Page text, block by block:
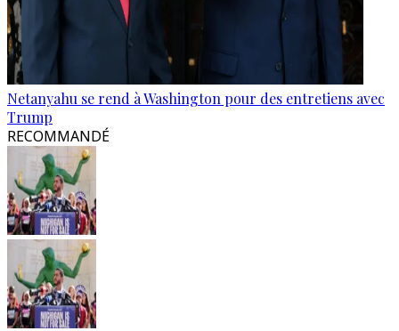
Netanyahu se rend à Washington pour des entretiens avec
Trump
RECOMMANDÉ